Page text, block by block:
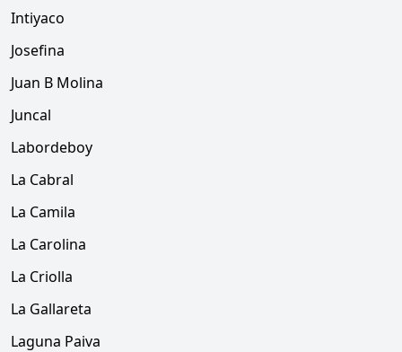
Intiyaco
Josefina
Juan B Molina
Juncal
Labordeboy
La Cabral
La Camila
La Carolina
La Criolla
La Gallareta
Laguna Paiva